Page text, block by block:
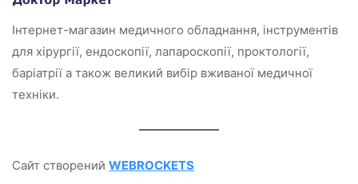
Інтернет-магазин медичного обладнання, інструментів
для хірургії, ендоскопії, лапароскопії, проктології,
баріатрії а також великий вибір вживаної медичної
техніки.
Сайт створений WEBROCKETS